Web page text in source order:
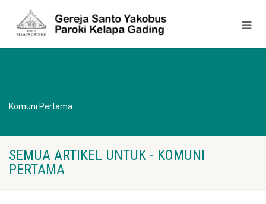
Komuni Pertama
SEMUA ARTIKEL UNTUK - KOMUNI
PERTAMA